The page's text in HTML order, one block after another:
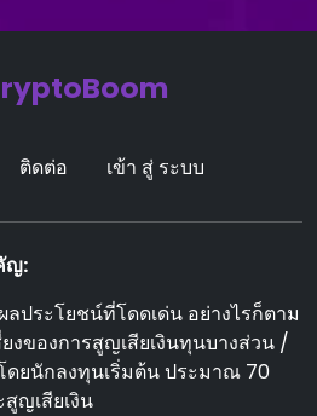
ติดต่อ เข้า สู่ ระบบ
ญ:
ประโยชน์ที่โดดเด่น อย่างไรก็ตาม
งของการสูญเสียเงินทุนบางส่วน /
ยนักลงทุนเริ่มต้น ประมาณ 70
ญเสียเงิน